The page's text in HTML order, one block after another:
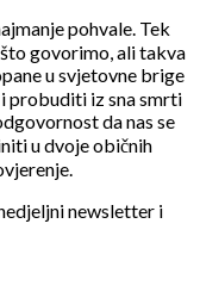
pohvale. Tek
govorimo, ali takva
u svjetovne brige
probuditi iz sna smrti
da nas se
u dvoje običnih
newsletter i